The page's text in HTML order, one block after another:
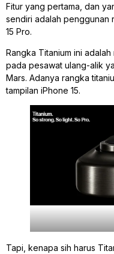
Fitur yang pertama, dan
sendiri adalah penggunan
15 Pro.
Rangka Titanium ini
pada pesawat ulang-alik
Mars. Adanya rangka
tampilan iPhone 15.
Tapi, kenapa sih harus